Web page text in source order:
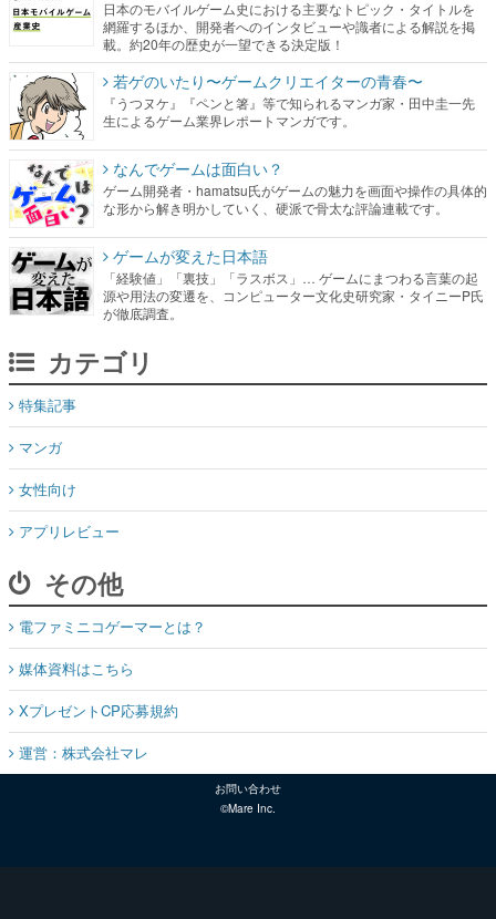
日本のモバイルゲーム史における主要なトピック・タイトルを
網羅するほか、開発者へのインタビューや識者による解説を掲
載。約20年の歴史が一望できる決定版！
若ゲのいたり〜ゲームクリエイターの青春〜
『うつヌケ』『ペンと箸』等で知られるマンガ家・田中圭一先
生によるゲーム業界レポートマンガです。
なんでゲームは面白い？
ゲーム開発者・hamatsu氏がゲームの魅力を画面や操作の具体的
な形から解き明かしていく、硬派で骨太な評論連載です。
ゲームが変えた日本語
「経験値」「裏技」「ラスボス」… ゲームにまつわる言葉の起
源や用法の変遷を、コンピューター文化史研究家・タイニーP氏
が徹底調査。
カテゴリ
特集記事
マンガ
女性向け
アプリレビュー
その他
電ファミニコゲーマーとは？
媒体資料はこちら
XプレゼントCP応募規約
運営：株式会社マレ
お問い合わせ
©Mare Inc.